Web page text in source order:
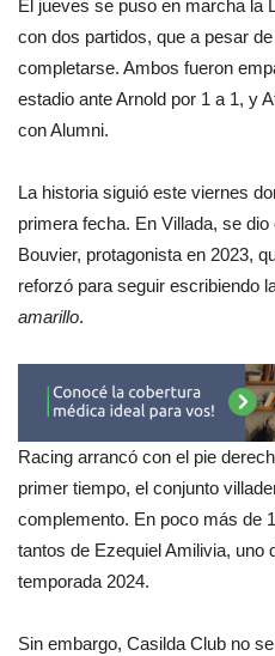
El jueves se puso en marcha la
con dos partidos, que a pesar
completarse. Ambos fueron
estadio ante Arnold por 1 a 1, y
con Alumni.
La historia siguió este viernes
primera fecha. En Villada, se
Bouvier, protagonista en 2023,
reforzó para seguir escribiendo
amarillo.
Racing arrancó con el pie
primer tiempo, el conjunto
complemento. En poco más de
tantos de Ezequiel Amilivia, uno
temporada 2024.
Sin embargo, Casilda Club no